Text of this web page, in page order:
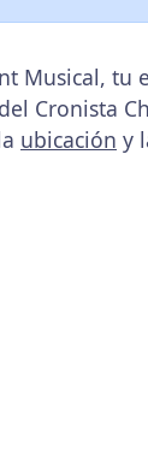
Musical,
Cronista
ubicación y